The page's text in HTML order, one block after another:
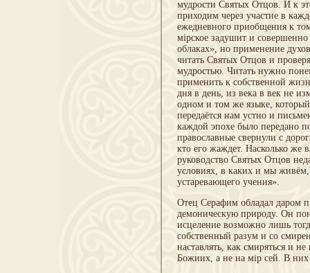
мудрости Святых Отцов. И к
приходим через участие в
ежедневного приобщения к
мірское задушит и
облаках», но применение
читать Святых Отцов и
мудростью. Читать нужно
применить к собственной
дня в день, из века в век не
одном и том же языке,
передаётся нам устно и
каждой эпохе было передано
православные свернули с
кто его жаждет. Насколько
руководство Святых Отцов
условиях, в каких и мы живём,
устаревающего учения».
Отец Серафим обладал даром
демоническую природу. Он
исцеление возможно лишь
собственный разум и со
наставлять, как смиряться и
Божиих, а не на мір сей. В них